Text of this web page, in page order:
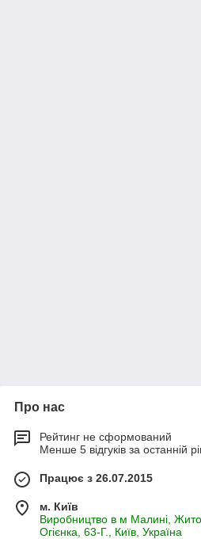
Про нас
Рейтинг не сформований
Менше 5 відгуків за останній
Працює з 26.07.2015
м. Київ
Виробництво в м Малині,
Огієнка, 63-Г., Київ, Україна